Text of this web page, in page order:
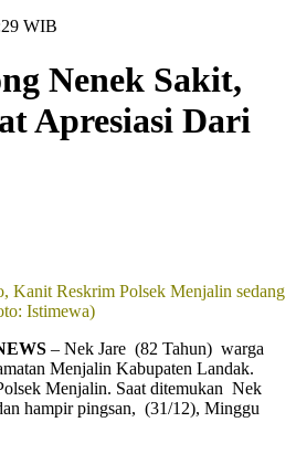
WIB
Nenek Sakit,
Apresiasi Dari
Reskrim Polsek Menjalin sedang
Istimewa)
– Nek Jare (82 Tahun) warga
Menjalin Kabupaten Landak.
Menjalin. Saat ditemukan Nek
hampir pingsan, (31/12), Minggu